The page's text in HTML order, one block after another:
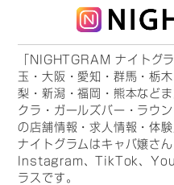
「NIGHTGRAM ナイトグ
玉・大阪・愛知・群馬・栃
梨・新潟・福岡・熊本など
クラ・ガールズバー・ラウ
の店舗情報・求人情報・体
ナイトグラムはキャバ嬢さ
Instagram、TikTok、
ラスです。